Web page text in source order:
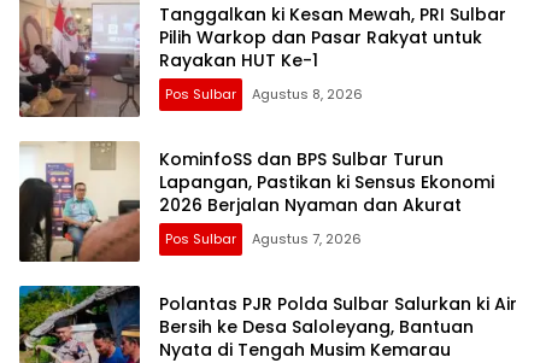
Tanggalkan ki Kesan Mewah, PRI Sulbar
Pilih Warkop dan Pasar Rakyat untuk
Rayakan HUT Ke-1
Pos Sulbar Agustus 8, 2026
KominfoSS dan BPS Sulbar Turun
Lapangan, Pastikan ki Sensus Ekonomi
2026 Berjalan Nyaman dan Akurat
Pos Sulbar Agustus 7, 2026
Polantas PJR Polda Sulbar Salurkan ki Air
Bersih ke Desa Saloleyang, Bantuan
Nyata di Tengah Musim Kemarau